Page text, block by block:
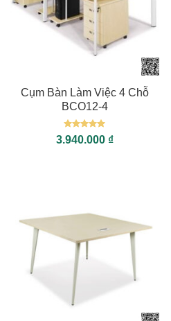
Cụm Bàn Làm Việc 4 Chỗ
BCO12-4
Được xếp
hạng55
3.940.000 ₫